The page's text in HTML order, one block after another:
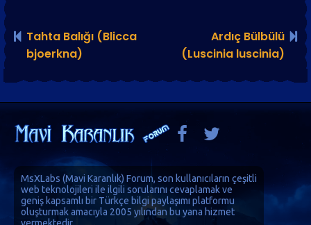
Tahta Balığı (Blicca
bjoerkna)
Ardıç Bülbülü
(Luscinia luscinia)
MsXLabs (Mavi Karanlık) Forum, son kullanıcıların çeşitli
web teknolojileri ile ilgili sorularını cevaplamak ve
geniş kapsamlı bir Türkçe bilgi paylaşımı platformu
oluşturmak amacıyla 2005 yılından bu yana hizmet